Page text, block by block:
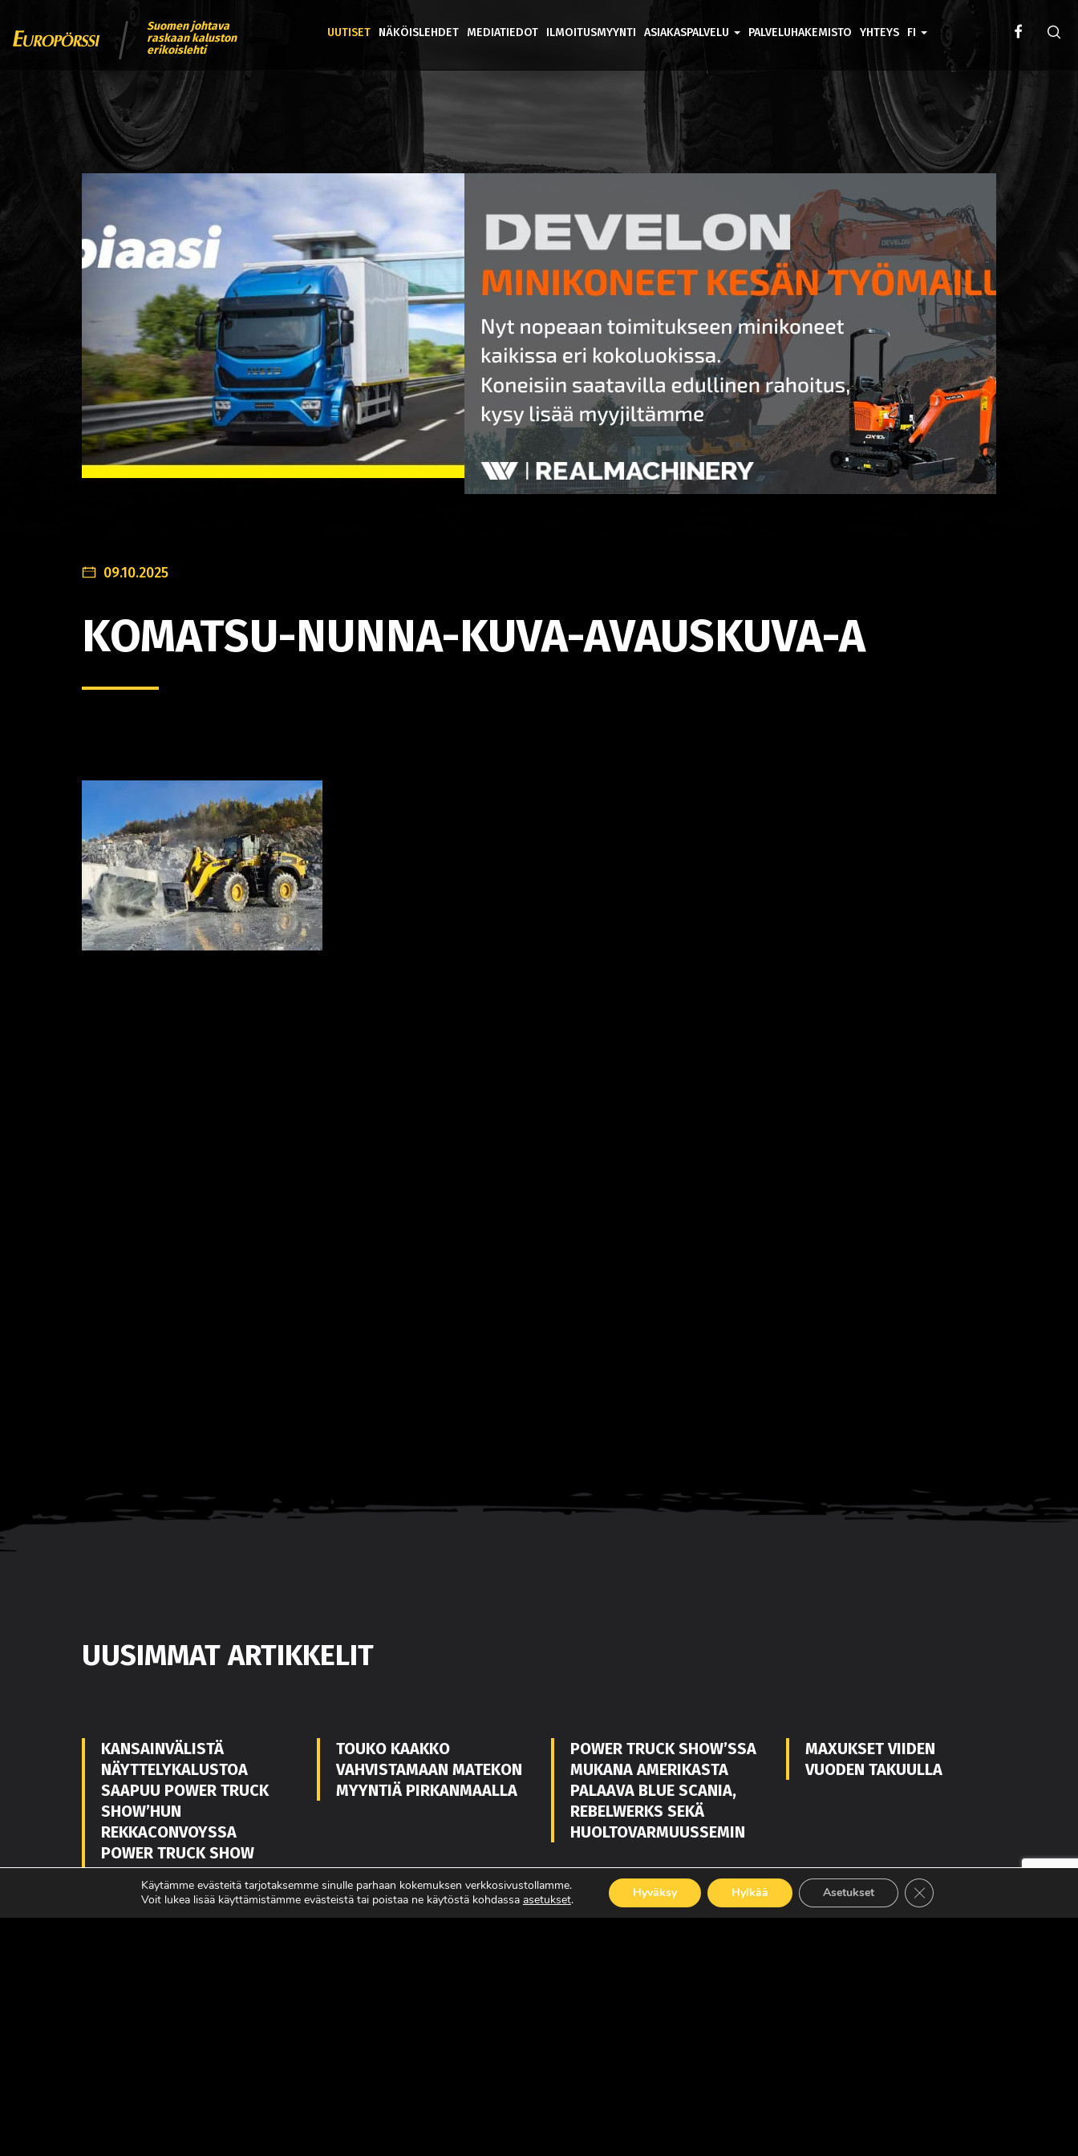
Suomen johtava
raskaan kaluston
erikoislehti
UUTISET NÄKÖISLEHDET MEDIATIEDOT ILMOITUSMYYNTI ASIAKASPALVELU PALVELUHAKEMISTO YHTEYS FI
09.10.2025
KOMATSU-NUNNA-KUVA-AVAUSKUVA-A
UUSIMMAT ARTIKKELIT
KANSAINVÄLISTÄ
NÄYTTELYKALUSTOA
SAAPUU POWER TRUCK
SHOW’HUN
REKKACONVOYSSA
POWER TRUCK SHOW
7.-8.8.2
LUE LISÄÄ
TOUKO KAAKKO
VAHVISTAMAAN MATEKON
MYYNTIÄ PIRKANMAALLA
LUE LISÄÄ
POWER TRUCK SHOW’SSA
MUKANA AMERIKASTA
PALAAVA BLUE SCANIA,
REBELWERKS SEKÄ
HUOLTOVARMUUSSEMIN
LUE LISÄÄ
MAXUKSET VIIDEN
VUODEN TAKUULLA
LUE LISÄÄ
Käytämme evästeitä tarjotaksemme sinulle parhaan kokemuksen verkkosivustollamme.
Voit lukea lisää käyttämistämme evästeistä tai poistaa ne käytöstä kohdassa asetukset. Hyväksy Hylkää Asetukset Sulje evästebanneri